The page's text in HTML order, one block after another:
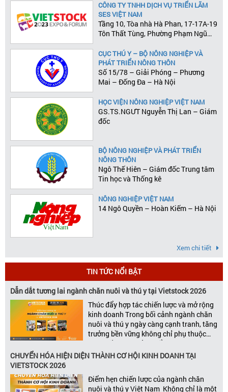
CÔNG TY TNHH DỊCH VỤ TRIỂN LÃM
SES VIỆT NAM
Tầng 10, Tòa nhà Hà Phan, 17-17A-19
Tôn Thất Tùng, Phường Phạm Ngũ
CỤC THÚ Y – BỘ NÔNG NGHIỆP VÀ
PHÁT TRIỂN NÔNG THÔN
Số 15/78 – Giải Phóng – Phương
Mai – Đống Đa – Hà Nội
HỌC VIỆN NÔNG NGHIỆP VIỆT NAM
GS.TS.NGƯT Nguyễn Thị Lan – Giám
đốc
BỘ NÔNG NGHIỆP VÀ PHÁT TRIỂN
NÔNG THÔN
Ngô Thế Hiên – Giám đốc Trung tâm
Tin học và Thống kê
NÔNG NGHIỆP VIỆT NAM
14 Ngô Quyền – Hoàn Kiếm – Hà Nội
Xem chi tiết
TIN TỨC NỔI BẬT
Dẫn dắt tương lai ngành chăn nuôi và thú y tại Vietstock 2026
Thúc đẩy hợp tác chiến lược và mở rộng
kinh doanh Trong bối cảnh ngành chăn
nuôi và thú y ngày càng cạnh tranh, tăng
trưởng bền vững không chỉ phụ thuộc
vào chất lượng sản phẩm hay năng lực
đổi mới, mà còn được thúc đẩy bởi khả
năng xây dựng các mối quan […]
CHUYỂN HÓA HIỆN DIỆN THÀNH CƠ HỘI KINH DOANH TẠI
VIETSTOCK 2026
Điểm hẹn chiến lược của ngành chăn
nuôi và thú y Việt Nam Không chỉ là một